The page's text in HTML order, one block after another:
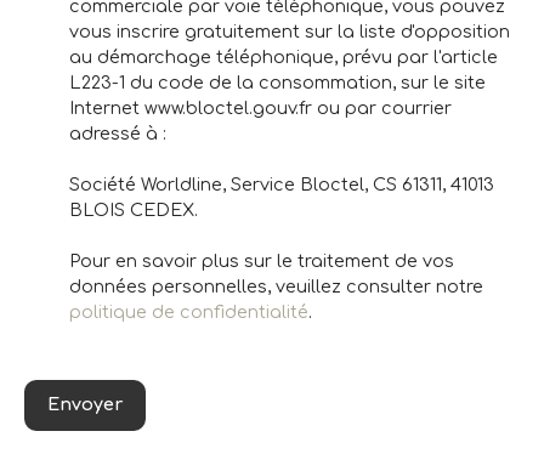
commerciale par voie téléphonique, vous pouvez
vous inscrire gratuitement sur la liste d'opposition
au démarchage téléphonique, prévu par l'article
L223-1 du code de la consommation, sur le site
Internet www.bloctel.gouv.fr ou par courrier
adressé à :
Société Worldline, Service Bloctel, CS 61311, 41013
BLOIS CEDEX.
Pour en savoir plus sur le traitement de vos
données personnelles, veuillez consulter notre
politique de confidentialité.
Envoyer